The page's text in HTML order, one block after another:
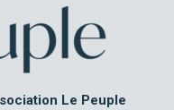
Le Peuple